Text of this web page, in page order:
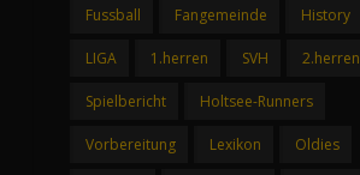
Fussball Fangemeinde History
LIGA 1.herren SVH 2.herren
Spielbericht Holtsee-Runners
Vorbereitung Lexikon Oldies